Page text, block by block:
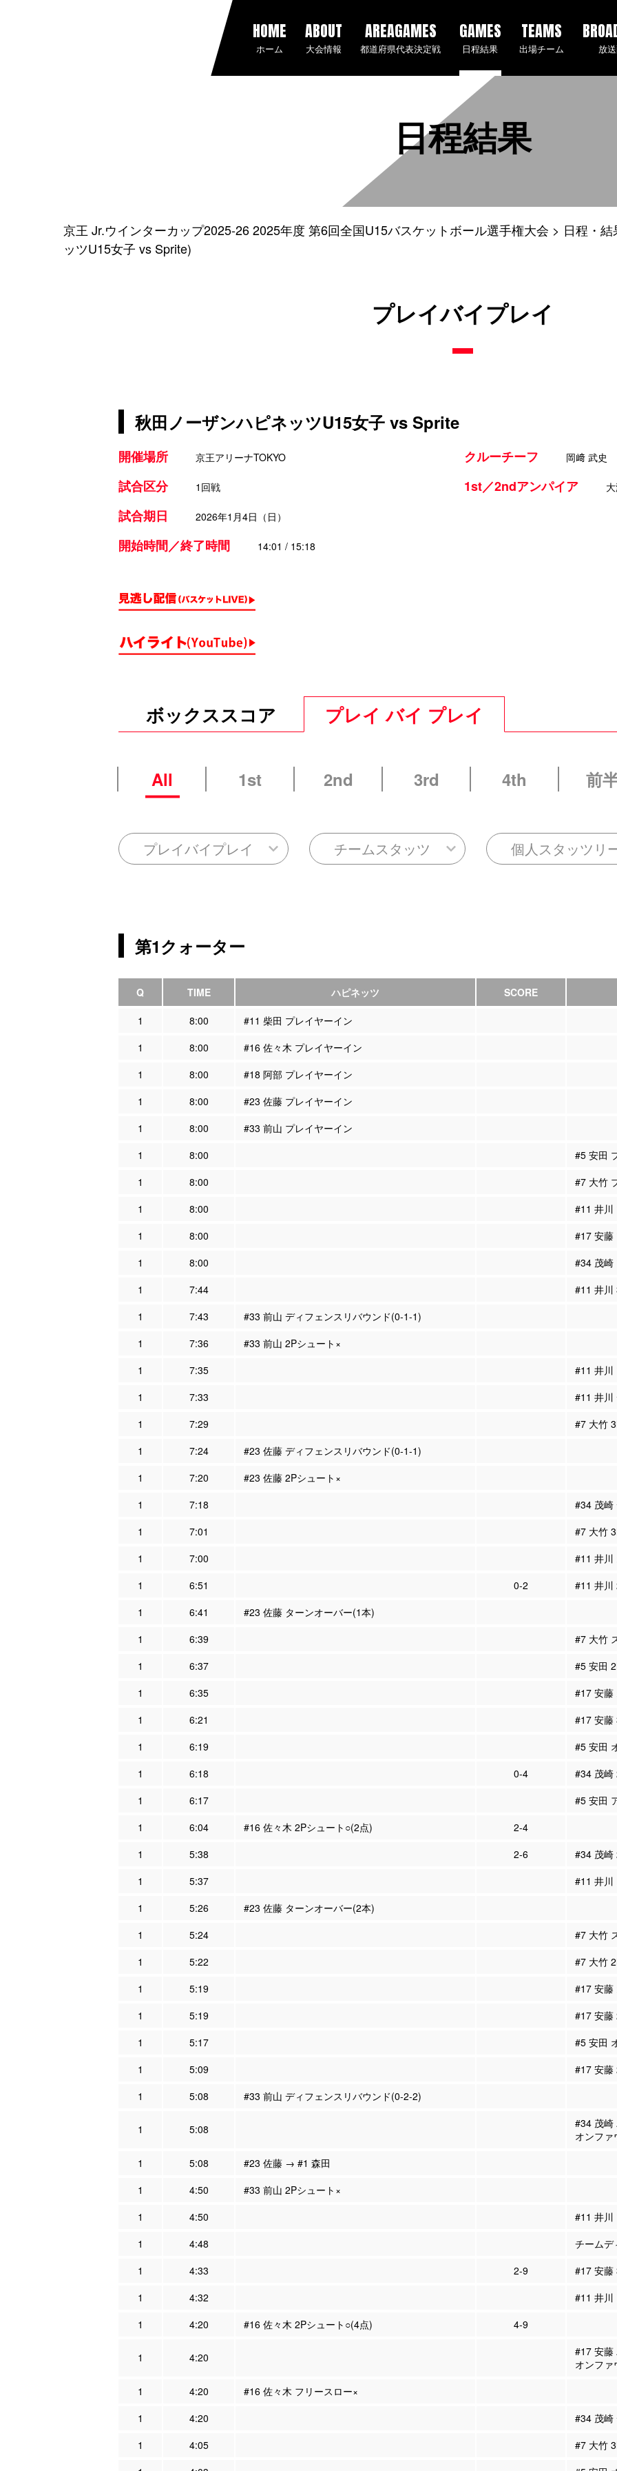
HOME
ホーム
ABOUT
大会情報
AREAGAMES
都道府県代表決定戦
GAMES
日程結果
TEAMS
出場チーム 放
日程結果
京王 Jr.ウインターカップ2025-26 2025年度 第6回全国U15バスケットボール選手権大会 日程・結
ッツU15女子 vs Sprite)
プレイバイプレイ
秋田ノーザンハピネッツU15女子 vs Sprite
開催場所 京王アリーナTOKYO
試合区分 1回戦
試合期日 2026年1月4日（日）
開始時間／終了時間 14:01 / 15:18
クルーチーフ 岡﨑 武史
1st／2ndアンパイア
ボックススコア プレイ バイ プレイ
All 1st 2nd 3rd 4th 前
プレイバイプレイ チームスタッツ 個人スタッツリ
第1クォーター
Q TIME ハピネッツ SCORE
1 8:00
#11 柴田 プレイヤーイン
1
8:00
#16 佐々木 プレイヤーイン
1
8:00
#18 阿部 プレイヤーイン
1
8:00
#23 佐藤 プレイヤーイン
1
8:00
#33 前山 プレイヤーイン
1
8:00
#5 安田
1
8:00
#7 大竹
1
8:00
#11 井川
1
8:00
#17 安藤
1
8:00
#34 茂崎
1
7:44
#11 井川
1
7:43
#33 前山 ディフェンスリバウンド(0-1-1)
1
7:36
#33 前山 2Pシュート×
1
7:35
#11 井川
1
7:33
#11 井川
1
7:29
#7 大竹
1
7:24
#23 佐藤 ディフェンスリバウンド(0-1-1)
1
7:20
#23 佐藤 2Pシュート×
1
7:18
#34 茂崎
1
7:01
#7 大竹
1
7:00
#11 井川
1
6:51 0-2
#11 井川
1
6:41
#23 佐藤 ターンオーバー(1本)
1
6:39
#7 大竹
1
6:37
#5 安田
1
6:35
#17 安藤
1
6:21
#17 安藤
1
6:19
#5 安田
1
6:18 0-4
#34 茂崎
1
6:17
#5 安田
1
6:04 #16 佐々木 2Pシュート○(2点)
2-4
1
5:38 2-6
#34 茂崎
1
5:37
#11 井川
1
5:26
#23 佐藤 ターンオーバー(2本)
1
5:24
#7 大竹
1
5:22
#7 大竹
1
5:19
#17 安藤
1
5:19
#17 安藤
1
5:17
#5 安田
1
5:09
#17 安藤
1
5:08 #33 前山 ディフェンスリバウンド(0-2-2)
1 5:08
#34 茂崎
オンファ
1
5:08
#23 佐藤 → #1 森田
1
4:50
#33 前山 2Pシュート×
1
4:50
#11 井川
1
4:48
チームデ
1
4:33 2-9
#17 安藤
1
4:32
#11 井川
1
4:20 #16 佐々木 2Pシュート○(4点) 4-9
1 4:20
#17 安藤
オンフ
1
4:20
#16 佐々木 フリースロー×
1
4:20
#34 茂崎
1
4:05
#7 大竹